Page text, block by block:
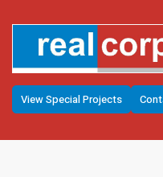
View Special Projects